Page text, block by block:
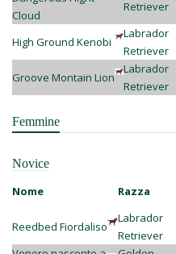
Cloud
Retriever
High Ground Kenobi
Labrador
Retriever
Groove Montain Lion
Labrador
Retriever
Femmine
Novice
Nome Razza
Reedbed Fiordaliso
Labrador
Retriever